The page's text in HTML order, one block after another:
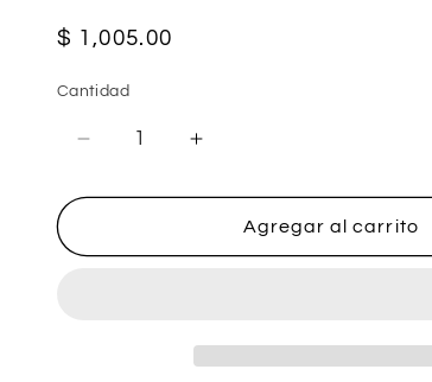
Precio
$ 1,005.00
Cantidad
Reducir
para
Redondo
Aumentar
para
Broqueles
Redondo
Agregar al carrito